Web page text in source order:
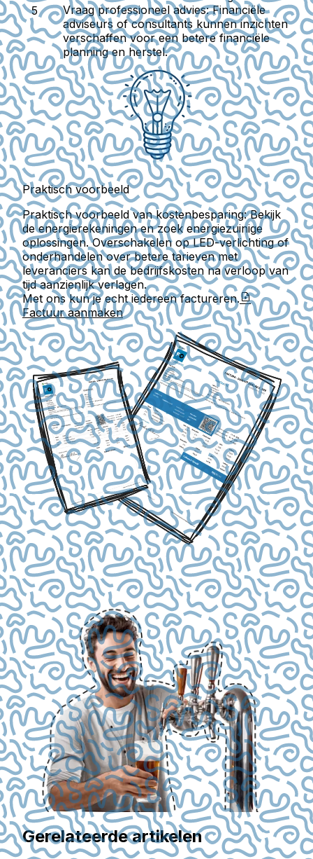
Vraag professioneel advies:Financiële
adviseurs of consultants kunnen inzichten
verschaffen voor een betere financiële
planning en herstel.
Praktisch voorbeeld
Praktisch voorbeeld van kostenbesparing: Bekijk
de energierekeningen en zoek energiezuinige
oplossingen. Overschakelen op LED-verlichting of
onderhandelen over betere tarieven met
leveranciers kan de bedrijfskosten na verloop van
tijd aanzienlijk verlagen.
Met ons kun je echt iedereen factureren.
Factuur aanmaken
Gerelateerde artikelen